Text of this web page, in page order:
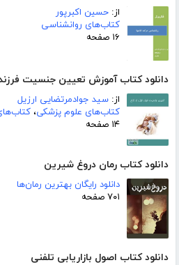
از: حسین اکبرپور
کتاب‌های روانشناسی
۱۶ صفحه
دانلود کتاب آموزش تعیین جنسیت
از: سید جوادمرتضایی ارزیل
کتاب‌های علوم پزشکی،
۱۴ صفحه
دانلود کتاب رمان دروغ شیرین
دانلود رایگان بهترین رمان‌ها
۷۰۱ صفحه
دانلود کتاب اصول بازاریابی تلفنی